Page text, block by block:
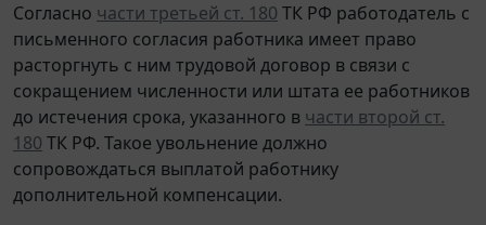
Согласно части третьей ст. 180 ТК РФ работодатель с
письменного согласия работника имеет право
расторгнуть с ним трудовой договор в связи с
сокращением численности или штата ее работников
до истечения срока, указанного в части второй ст.
180 ТК РФ. Такое увольнение должно
сопровождаться выплатой работнику
дополнительной компенсации.